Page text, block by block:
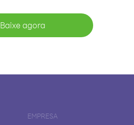
Baixe agora
EMPRESA